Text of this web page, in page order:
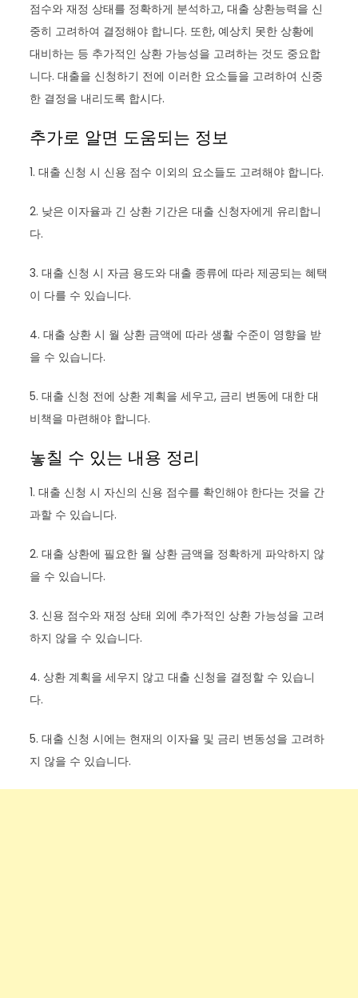
점수와 재정 상태를 정확하게 분석하고, 대출 상환능력을 신
중히 고려하여 결정해야 합니다. 또한, 예상치 못한 상황에
대비하는 등 추가적인 상환 가능성을 고려하는 것도 중요합
니다. 대출을 신청하기 전에 이러한 요소들을 고려하여 신중
한 결정을 내리도록 합시다.
추가로 알면 도움되는 정보
1. 대출 신청 시 신용 점수 이외의 요소들도 고려해야 합니다.
2. 낮은 이자율과 긴 상환 기간은 대출 신청자에게 유리합니
다.
3. 대출 신청 시 자금 용도와 대출 종류에 따라 제공되는 혜택
이 다를 수 있습니다.
4. 대출 상환 시 월 상환 금액에 따라 생활 수준이 영향을 받
을 수 있습니다.
5. 대출 신청 전에 상환 계획을 세우고, 금리 변동에 대한 대
비책을 마련해야 합니다.
놓칠 수 있는 내용 정리
1. 대출 신청 시 자신의 신용 점수를 확인해야 한다는 것을 간
과할 수 있습니다.
2. 대출 상환에 필요한 월 상환 금액을 정확하게 파악하지 않
을 수 있습니다.
3. 신용 점수와 재정 상태 외에 추가적인 상환 가능성을 고려
하지 않을 수 있습니다.
4. 상환 계획을 세우지 않고 대출 신청을 결정할 수 있습니
다.
5. 대출 신청 시에는 현재의 이자율 및 금리 변동성을 고려하
지 않을 수 있습니다.